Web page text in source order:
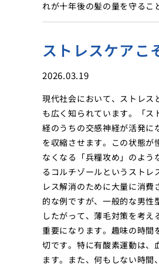
れが十年後の髪の量を守るこ
ストレスケアこ
2026.03.19
現代社会において、ストレス
も広く知られています。「
経のうちの交感神経が活発に
を収縮させます。この状態
なくなる「兵糧攻め」のよ
るコルチゾールというストレ
レス解消のために大量に消
的な例ですが、一般的な男性
したがって、薄毛対策を考
重要になります。趣味の時間
切です。特に有酸素運動は、
ます。また、何もしない時